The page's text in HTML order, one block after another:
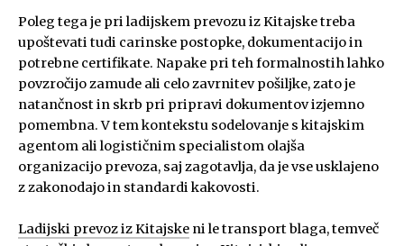
Poleg tega je pri ladijskem prevozu iz Kitajske treba
upoštevati tudi carinske postopke, dokumentacijo in
potrebne certifikate. Napake pri teh formalnostih lahko
povzročijo zamude ali celo zavrnitev pošiljke, zato je
natančnost in skrb pri pripravi dokumentov izjemno
pomembna. V tem kontekstu sodelovanje s kitajskim
agentom ali logističnim specialistom olajša
organizacijo prevoza, saj zagotavlja, da je vse usklajeno
z zakonodajo in standardi kakovosti.
Ladijski prevoz iz Kitajske ni le transport blaga, temveč